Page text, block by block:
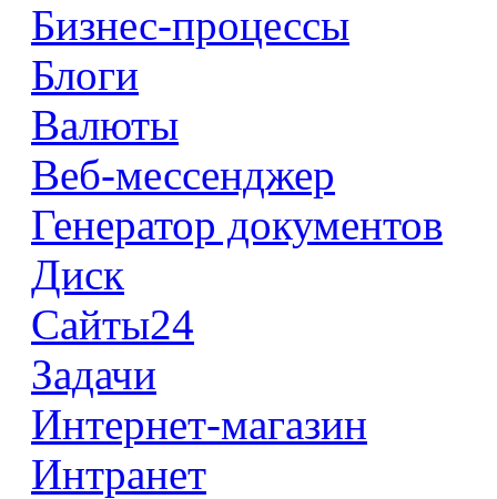
Бизнес-процессы
Блоги
Валюты
Веб-мессенджер
Генератор документов
Диск
Сайты24
Задачи
Интернет-магазин
Интранет